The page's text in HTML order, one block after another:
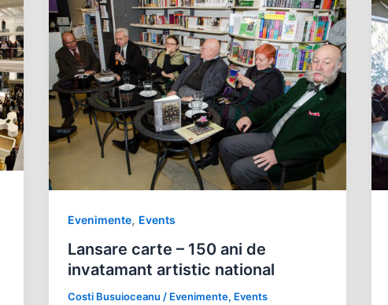
Evenimente, Events
Lansare carte – 150 ani de
invatamant artistic national
Costi Busuioceanu / Evenimente, Events